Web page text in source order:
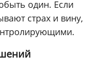
один. Если
страх и вину,